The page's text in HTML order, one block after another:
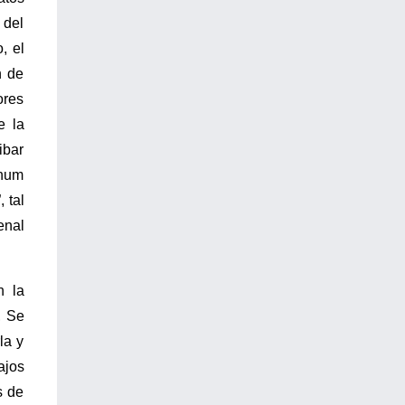
el
de
la
tal
la
Se
y
de